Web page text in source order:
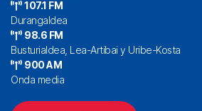
107.1 FM
Durangaldea
98.6 FM
Busturialdea, Lea-Artibai y Uribe-Kosta
900 AM
Onda media